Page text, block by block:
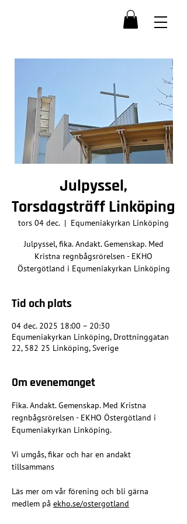
Julpyssel,
Torsdagsträff Linköping
tors 04 dec.
  |
Equmeniakyrkan Linköping
Julpyssel, fika. Andakt. Gemenskap. Med
Kristna regnbågsrörelsen - EKHO
Östergötland i Equmeniakyrkan Linköping
Tid och plats
04 dec. 2025 18:00 – 20:30
Equmeniakyrkan Linköping, Drottninggatan
22, 582 25 Linköping, Sverige
Om evenemanget
Fika. Andakt. Gemenskap. Med Kristna
regnbågsrörelsen - EKHO Östergötland i
Equmeniakyrkan Linköping.
Vi umgås, fikar och har en andakt
tillsammans
Läs mer om vår förening och bli gärna
medlem på ekho.se/ostergotland